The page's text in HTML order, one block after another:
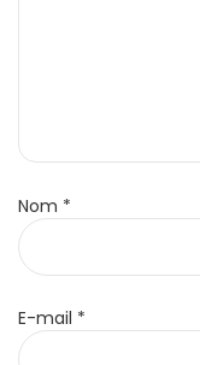
Nom *
E-mail *